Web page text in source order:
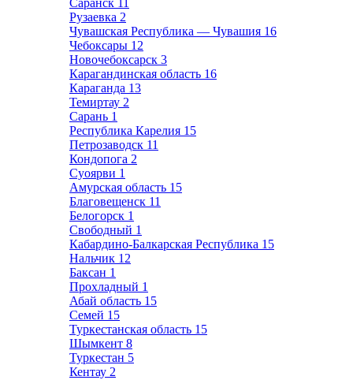
Саранск 11
Рузаевка 2
Чувашская Республика — Чувашия 16
Чебоксары 12
Новочебоксарск 3
Карагандинская область 16
Караганда 13
Темиртау 2
Сарань 1
Республика Карелия 15
Петрозаводск 11
Кондопога 2
Суоярви 1
Амурская область 15
Благовещенск 11
Белогорск 1
Свободный 1
Кабардино-Балкарская Республика 15
Нальчик 12
Баксан 1
Прохладный 1
Абай область 15
Семей 15
Туркестанская область 15
Шымкент 8
Туркестан 5
Кентау 2